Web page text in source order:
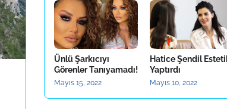
Ünlü Şarkıcıyı
Görenler Tanıyamadı!
Mayıs 15, 2022
Hatice Şendil
Yaptırdı
Mayıs 10, 2022